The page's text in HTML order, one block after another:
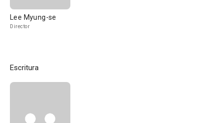
Lee Myung-se
Director
Escritura